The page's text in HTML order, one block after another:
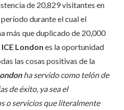
de 20,829 visitantes en
durante el cual el
más que duplicado de 20,000
ICE London es la oportunidad
las cosas positivas de la
ha servido como telón de
de éxito, ya sea el
o servicios que literalmente